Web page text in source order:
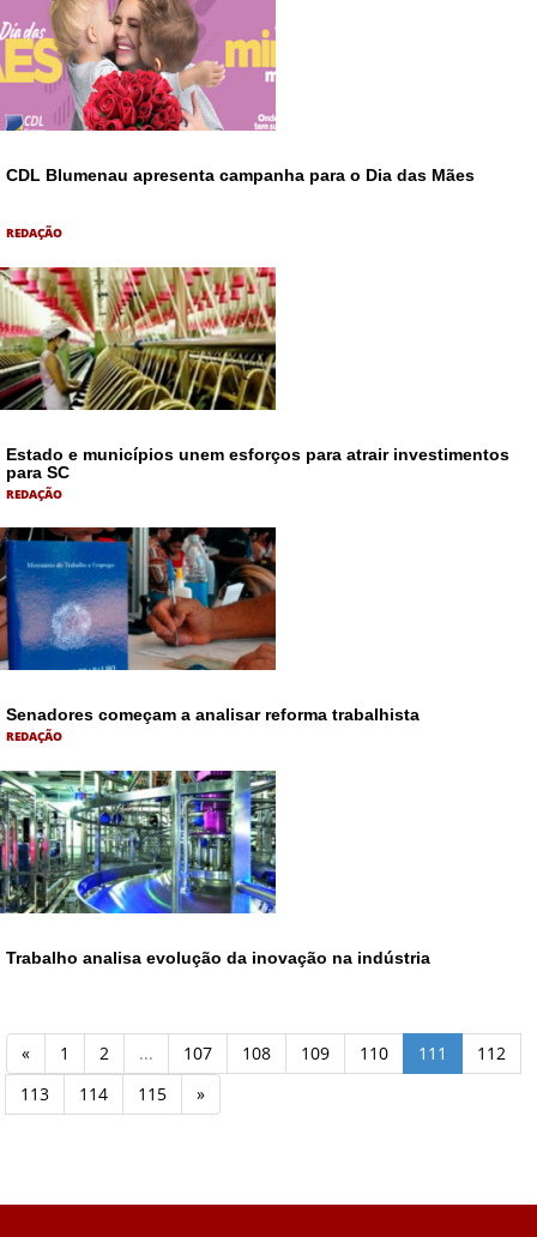
CDL Blumenau apresenta campanha para o Dia das Mães
REDAÇÃO
Estado e municípios unem esforços para atrair investimentos
para SC
REDAÇÃO
Senadores começam a analisar reforma trabalhista
REDAÇÃO
Trabalho analisa evolução da inovação na indústria
« 1 2 ... 107 108 109 110 111
112
113
114 115 »